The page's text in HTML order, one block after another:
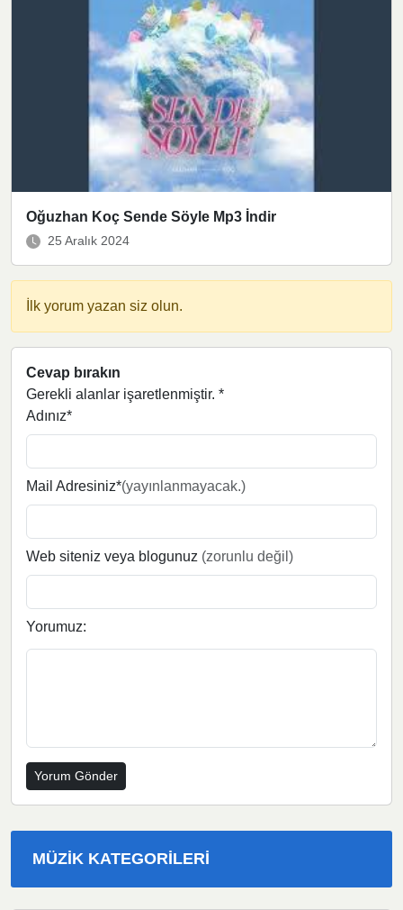
Oğuzhan Koç Sende Söyle Mp3 İndir
25 Aralık 2024
İlk yorum yazan siz olun.
Cevap bırakın
Gerekli alanlar işaretlenmiştir. *
Adınız*
Mail Adresiniz*(yayınlanmayacak.)
Web siteniz veya blogunuz (zorunlu değil)
Yorumuz:
MÜZIK KATEGORILERI